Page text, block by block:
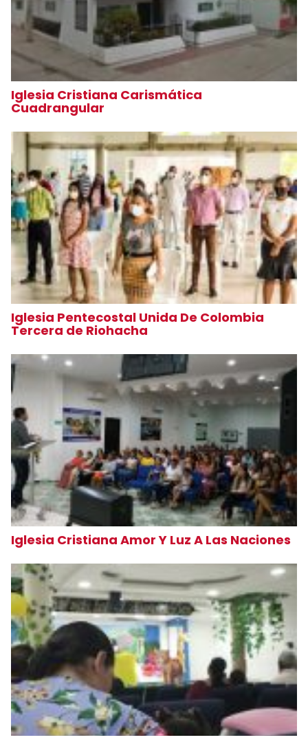
Iglesia Cristiana Carismática
Cuadrangular
Iglesia Pentecostal Unida De Colombia
Tercera de Riohacha
Iglesia Cristiana Amor Y Luz A Las Naciones